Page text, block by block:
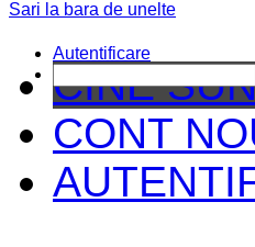
CINE
CONT
Sari la bara de unelte
Autentificare